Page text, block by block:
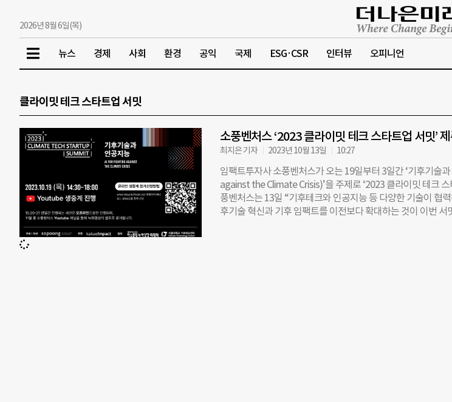
2026년 8월 6일(목)
뉴스 경제 사회 환경 공익 국제 ESG·CSR 인터뷰 오피니언
클라이밋 테크 스타트업 서밋
소풍벤처스 ‘2023 클라이밋 테크 스타트업 서밋’
최지은 기자 2023년 10월 13일 10:27
임팩트투자사 소풍벤처스가 오는 19일부터 3일간 ‘기후기술
against the Climate Crisis)’을 주제로 ‘2023 클라이밋 테크
풍벤처스는 13일 “기후테크와 인공지능 등 다양한 기술이 협
후기술 혁신과 기후 임팩트를 이전보다 확대하는 것이 이번 서